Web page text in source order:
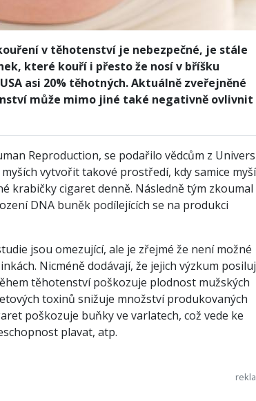
v těhotenství je nebezpečné, je stále
které kouří i přesto že nosí v bříšku
asi 20% těhotných. Aktuálně zveřejněné
může mimo jiné také negativně ovlivnit
Reproduction, se podařilo vědcům z
vytvořit takové prostředí, kdy samice myší
krabičky cigaret denně. Následně tým zkoumal
DNA buněk podílejících se na produkci
jsou omezující, ale je zřejmé že není možné
Nicméně dodávají, že jejich výzkum
těhotenství poškozuje plodnost mužských
toxinů snižuje množství produkovaných
poškozuje buňky ve varlatech, což vede ke
plavat, atp.